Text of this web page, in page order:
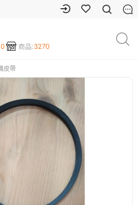
商品:3270
皮帶